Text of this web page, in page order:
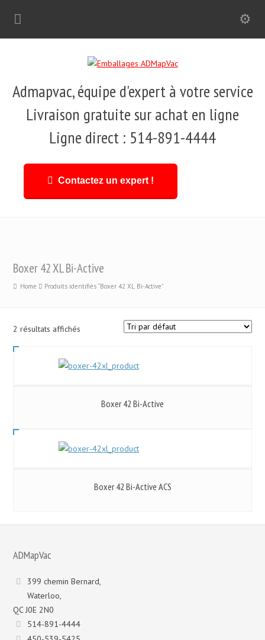
Admapvac, équipe d'expert à votre service
Livraison gratuite sur achat en ligne
Ligne direct : 514-891-4444
Contactez un expert !
Boxer 42 XL Bi-Active
Home Produits identifiés “Boxer 42 XL Bi-Active”
2 résultats affichés
Boxer 42 Bi-Active
Boxer 42 Bi-Active ACS
ADMapVac
399 chemin Bernard,
Waterloo,
QC J0E 2N0
514-891-4444